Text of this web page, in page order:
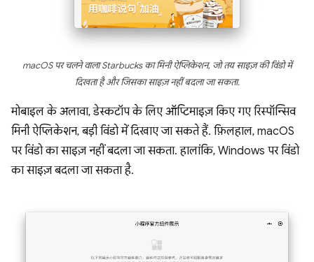
macOS पर चलने वाला Starbucks का मिनी ऐप्लिकेशन, जो तय साइज़ की विंडो में
दिखता है और जिसका साइज़ नहीं बदला जा सकता.
मोबाइल के अलावा, डेस्कटॉप के लिए ऑप्टिमाइज़ किए गए रिस्पॉन्सिव
मिनी ऐप्लिकेशन, बड़ी विंडो में दिखाए जा सकते हैं. फ़िलहाल, macOS
पर विंडो का साइज़ नहीं बदला जा सकता. हालांकि, Windows पर विंडो
का साइज़ बदला जा सकता है.